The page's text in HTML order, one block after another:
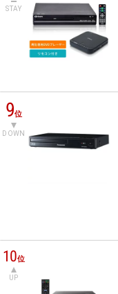
STAY
9位
DOWN
10位
UP